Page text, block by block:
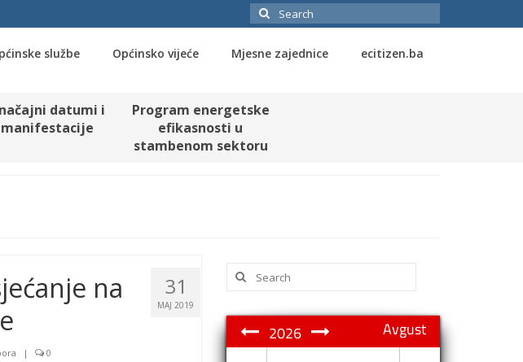
Search
for:
službe Općinsko vijeće Mjesne zajednice ecitizen.ba
datumi i
manifestacije
Program energetske
efikasnosti u
stambenom sektoru
31
MAJ 2019
na
| 0
Search
for:
Avgust
2026